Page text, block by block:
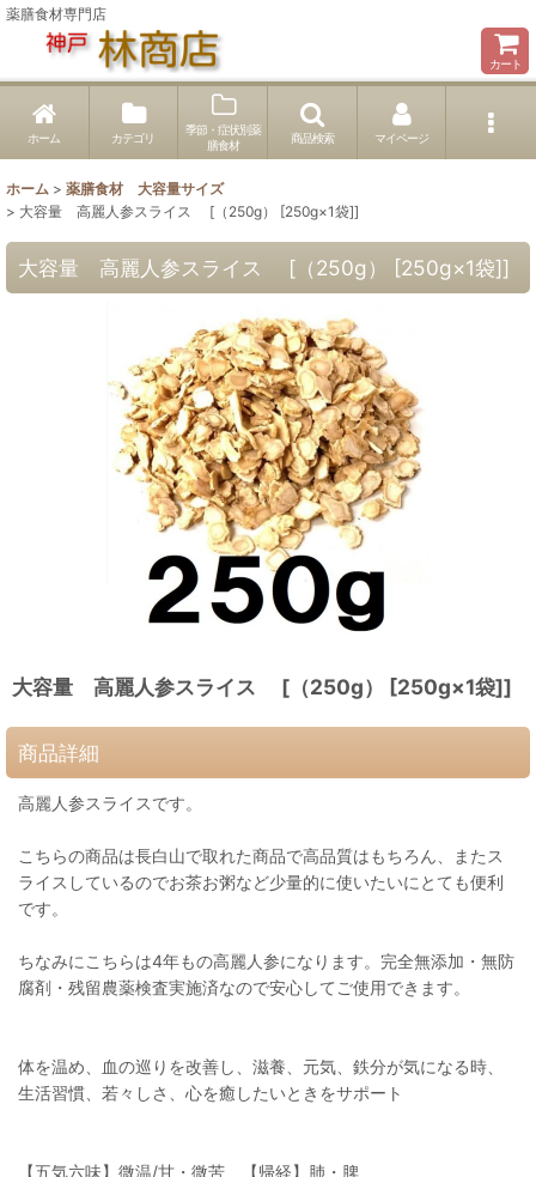
薬膳食材専門店
カート
ホーム カテゴリ
季節・症状別薬
膳食材
商品検索 マイページ
ホーム > 薬膳食材 大容量サイズ
> 大容量 高麗人参スライス [（250g） [250g×1袋]]
大容量 高麗人参スライス [（250g） [250g×1袋]]
大容量 高麗人参スライス [（250g） [250g×1袋]]
商品詳細
高麗人参スライスです。
こちらの商品は長白山で取れた商品で高品質はもちろん、またス
ライスしているのでお茶お粥など少量的に使いたいにとても便利
です。
ちなみにこちらは4年もの高麗人参になります。完全無添加・無防
腐剤・残留農薬検査実施済なので安心してご使用できます。
体を温め、血の巡りを改善し、滋養、元気、鉄分が気になる時、
生活習慣、若々しさ、心を癒したいときをサポート
【五気六味】微温/甘・微苦 【帰経】肺・脾